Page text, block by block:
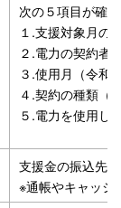
次の５項目が確
１.支援対象月の
２.電力の契約者
３.使用月（令和
４.契約の種類（
５.電力を使用し
支援金の振込先
※通帳やキャッシ